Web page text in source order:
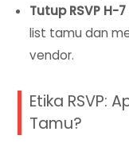
Tutup RSVP H-7
list tamu dan
vendor.
Etika RSVP:
Tamu?